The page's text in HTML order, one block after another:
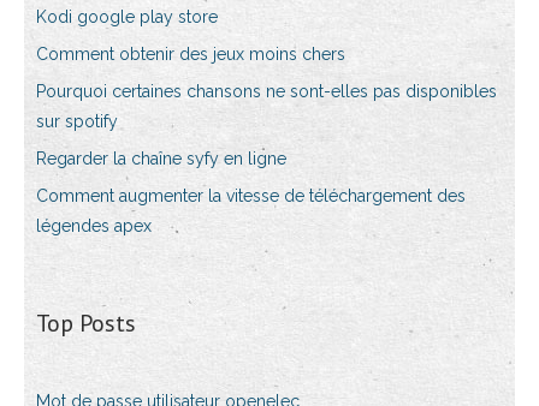
Kodi google play store
Comment obtenir des jeux moins chers
Pourquoi certaines chansons ne sont-elles pas disponibles
sur spotify
Regarder la chaîne syfy en ligne
Comment augmenter la vitesse de téléchargement des
légendes apex
Top Posts
Mot de passe utilisateur openelec